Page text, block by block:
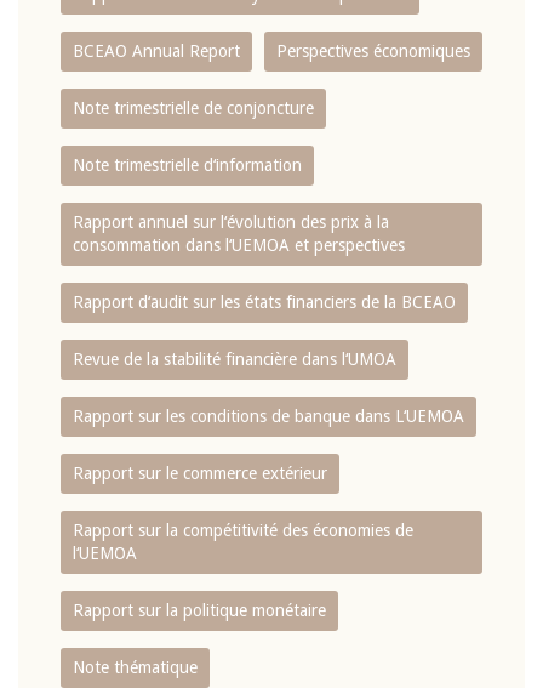
BCEAO Annual Report Perspectives économiques
Note trimestrielle de conjoncture
Note trimestrielle d‘information
Rapport annuel sur l‘évolution des prix à la
consommation dans l‘UEMOA et perspectives
Rapport d‘audit sur les états financiers de la BCEAO
Revue de la stabilité financière dans l‘UMOA
Rapport sur les conditions de banque dans L‘UEMOA
Rapport sur le commerce extérieur
Rapport sur la compétitivité des économies de
l‘UEMOA
Rapport sur la politique monétaire
Note thématique